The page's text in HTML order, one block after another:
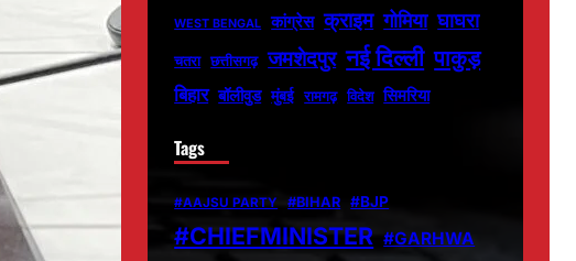
WEST BENGAL कांग्रेस क्राइम गोमिया घाघरा
चतरा छत्तीसगढ़ जमशेदपुर नई दिल्ली पाकुड़
बिहार बॉलीवुड मुंबई रामगढ़ विदेश सिमरिया
Tags
#AAJSU PARTY #BIHAR #BJP
#CHIEFMINISTER #GARHWA